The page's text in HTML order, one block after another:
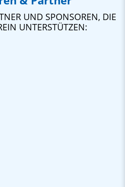
UND SPONSOREN, DIE
UNTERSTÜTZEN: